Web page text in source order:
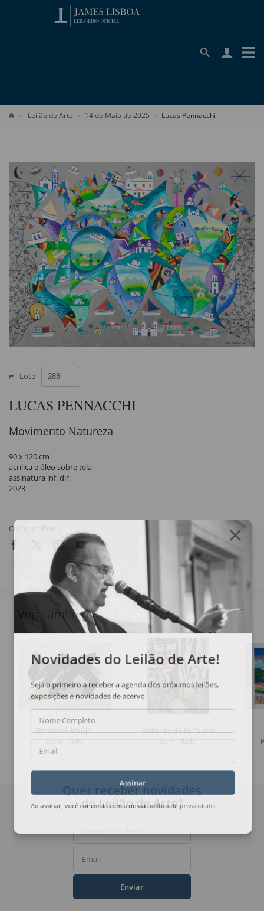
Leilão de Arte 14 de Maio de 2025 Lucas Pennacchi
Lote
LUCAS PENNACCHI
Movimento Natureza
90 x 120 cm
acrílica e óleo sobre tela
assinatura inf. dir.
2023
Compartilhar
Veja também
Emanoel Araújo
Sem Título
Antonio Helio Cabral
Sem Título
Novidades do Leilão de Arte!
Seja o primeiro a receber a agenda dos próximos leilões,
exposições e novidades de acervo.
Nome Completo
Email
Assinar
Ao assinar, você concorda com a nossapolítica de privacidade
Quer receber novidades
do Leilão de Arte?
Nome Completo
Email
Enviar